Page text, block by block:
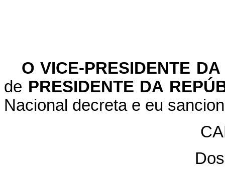
O VICE-PRESIDENTE
de PRESIDENTE DA
Nacional decreta e eu